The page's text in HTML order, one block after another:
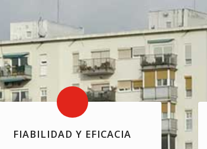
FIABILIDAD Y EFICACIA